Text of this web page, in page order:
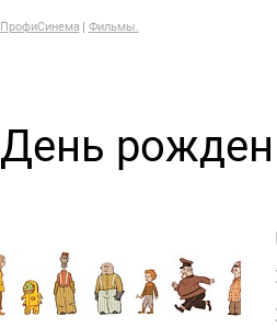
ПрофиСинема Фильмы.
День